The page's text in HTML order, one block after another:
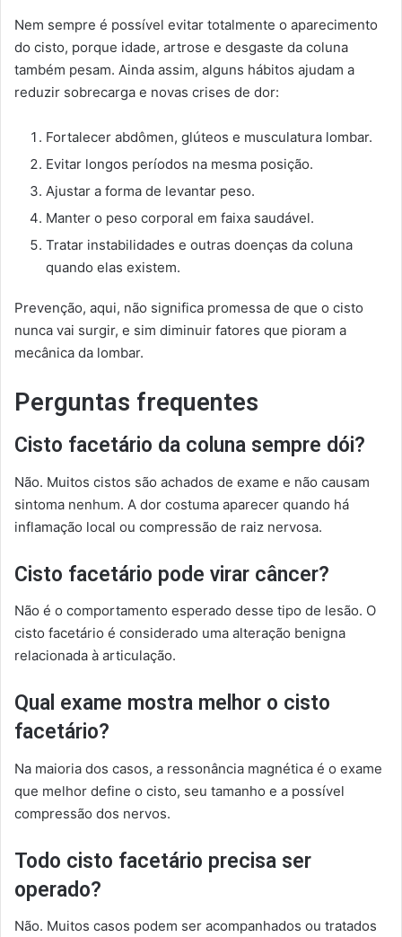
Nem sempre é possível evitar totalmente o aparecimento
do cisto, porque idade, artrose e desgaste da coluna
também pesam. Ainda assim, alguns hábitos ajudam a
reduzir sobrecarga e novas crises de dor:
Fortalecer abdômen, glúteos e musculatura lombar.
Evitar longos períodos na mesma posição.
Ajustar a forma de levantar peso.
Manter o peso corporal em faixa saudável.
Tratar instabilidades e outras doenças da coluna
quando elas existem.
Prevenção, aqui, não significa promessa de que o cisto
nunca vai surgir, e sim diminuir fatores que pioram a
mecânica da lombar.
Perguntas frequentes
Cisto facetário da coluna sempre dói?
Não. Muitos cistos são achados de exame e não causam
sintoma nenhum. A dor costuma aparecer quando há
inflamação local ou compressão de raiz nervosa.
Cisto facetário pode virar câncer?
Não é o comportamento esperado desse tipo de lesão. O
cisto facetário é considerado uma alteração benigna
relacionada à articulação.
Qual exame mostra melhor o cisto
facetário?
Na maioria dos casos, a ressonância magnética é o exame
que melhor define o cisto, seu tamanho e a possível
compressão dos nervos.
Todo cisto facetário precisa ser
operado?
Não. Muitos casos podem ser acompanhados ou tratados